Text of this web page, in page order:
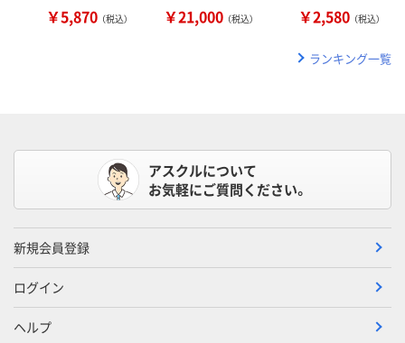
￥5,870 （税込） ￥21,000 （税込） ￥2,580 （税込）
ランキング一覧
アスクルについて
お気軽にご質問ください。
新規会員登録
ログイン
ヘルプ